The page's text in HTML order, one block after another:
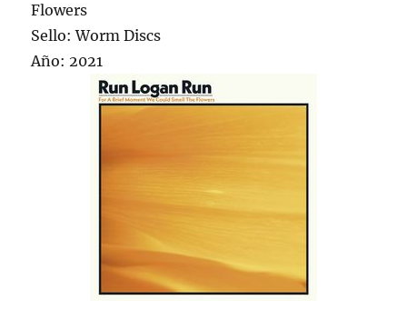
Flowers
Sello: Worm Discs
Año: 2021